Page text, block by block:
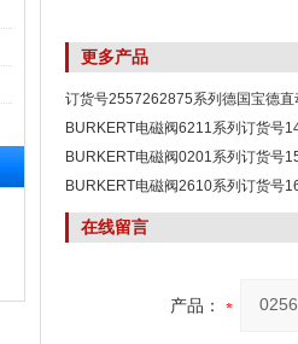
更多产品
订货号2557262875系列德国宝德直
BURKERT电磁阀
BURKERT电磁阀6211系列订货号
BURKERT电磁阀0201系列订货号
BURKERT电磁阀2610系列订货号
在线留言
产品：